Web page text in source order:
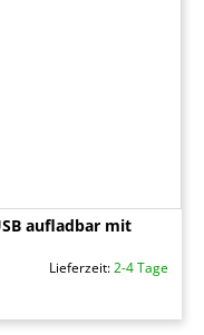
aufladbar mit
Lieferzeit:2-4 Tage